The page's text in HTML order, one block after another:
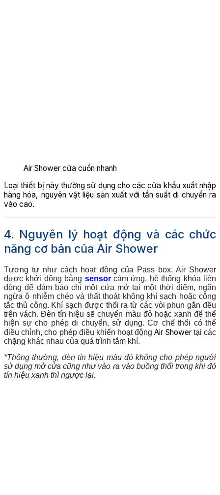
Air Shower cửa cuốn nhanh
Loại thiết bị này thường sử dụng cho các cửa khẩu xuất nhập
hàng hóa, nguyên vật liệu sản xuất với tần suất di chuyển ra
vào cao.
4. Nguyên lý hoạt động và các chức
năng cơ bản của Air Shower
Tương tự như cách hoạt động của Pass box, Air Shower
được khởi động bằng sensorcảm ứng, hệ thống khóa liên
động để đảm bảo chỉ một cửa mở tại một thời điểm, ngăn
ngừa ô nhiễm chéo và thất thoát không khí sạch hoặc công
tắc thủ công. Khí sạch được thổi ra từ các vòi phun gắn đều
trên vách. Đèn tín hiệu sẽ chuyển màu đỏ hoặc xanh để thể
hiện sự cho phép di chuyển, sử dụng. Cơ chế thổi có thể
điều chỉnh, cho phép điều khiển hoạt độngAir Showertại các
chặng khác nhau của quá trình tắm khí.
*Thông thường, đèn tín hiệu màu đỏ không cho phép người
sử dụng mở cửa cũng như vào ra vào buồng thổi trong khi đó
tín hiệu xanh thì ngược lại.